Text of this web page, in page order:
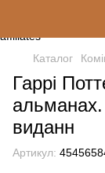
Каталог
Гаррі
виданн
Артикул: